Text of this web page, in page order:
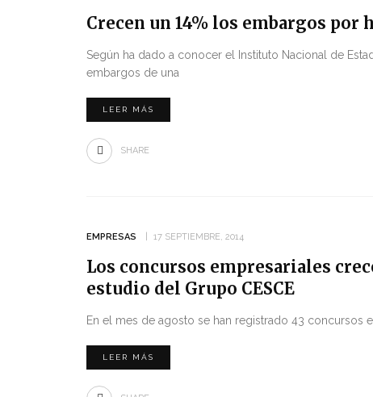
Crecen un 14% los embargos por
Según ha dado a conocer el Instituto Nacional de
embargos de una
LEER MÁS
SHARE
EMPRESAS 17 SEPTIEMBRE, 2014
Los concursos empresariales
estudio del Grupo CESCE
En el mes de agosto se han registrado 43 concursos
LEER MÁS